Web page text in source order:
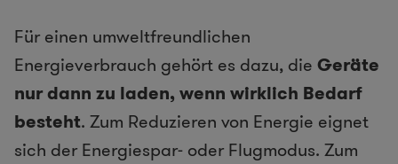
Für einen umweltfreundlichen
Energieverbrauch gehört es dazu, die Geräte
nur dann zu laden, wenn wirklich Bedarf
besteht. Zum Reduzieren von Energie eignet
sich der Energiespar- oder Flugmodus. Zum